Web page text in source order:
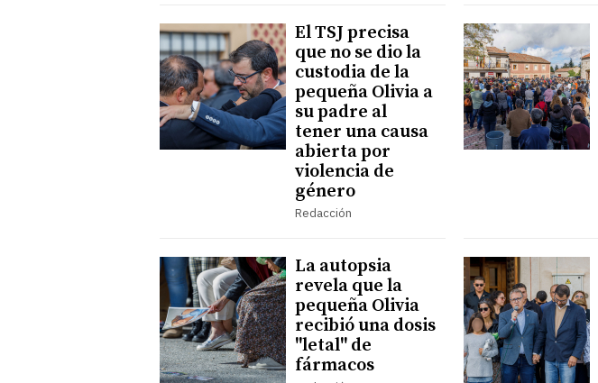
El TSJ precisa
que no se dio la
custodia de la
pequeña Olivia a
su padre al
tener una causa
abierta por
violencia de
género
Redacción
La autopsia
revela que la
pequeña Olivia
recibió una dosis
"letal" de
fármacos